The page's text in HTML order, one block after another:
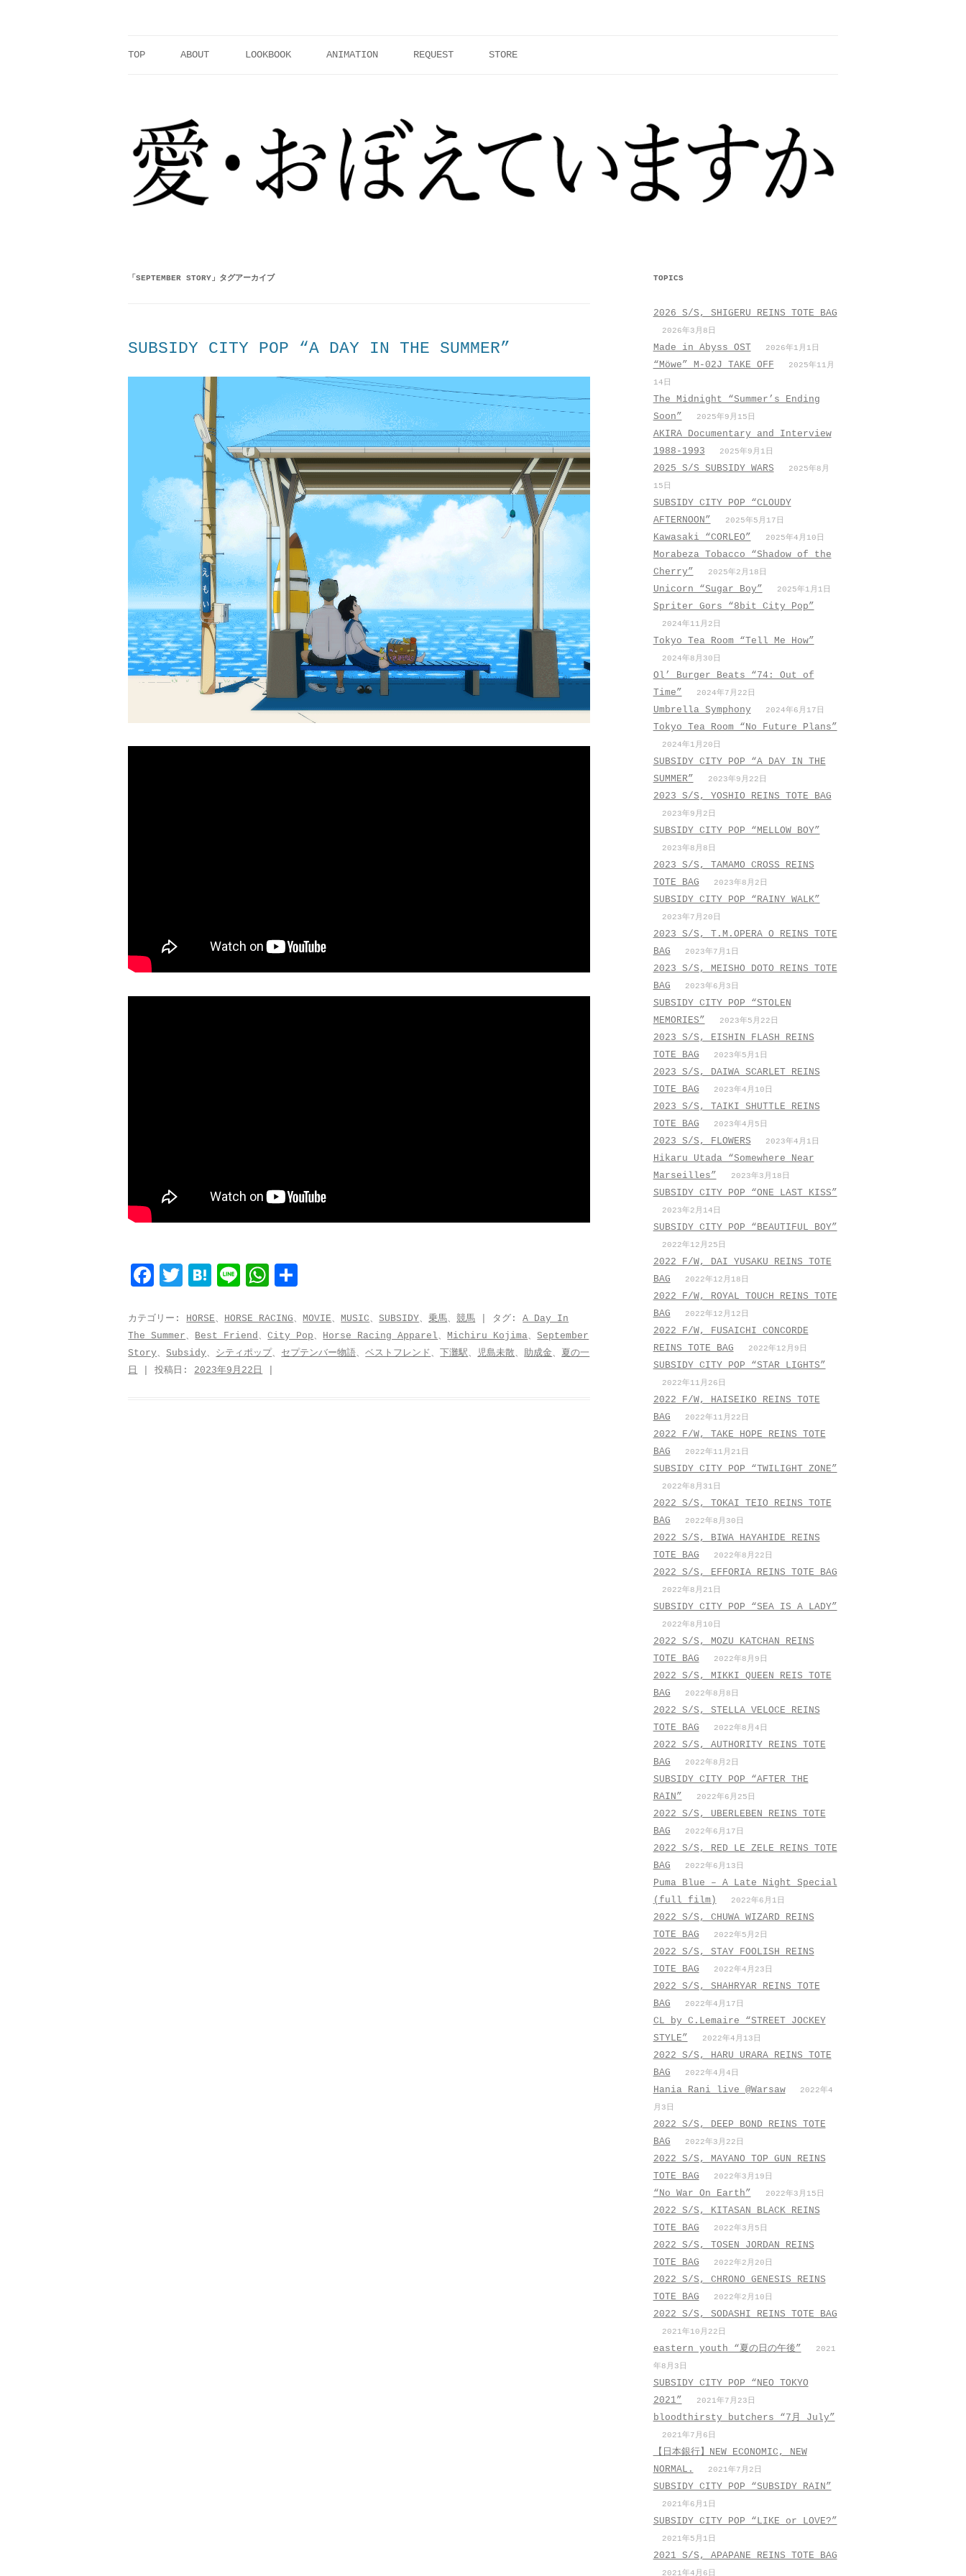
へ
TOP ABOUT LOOKBOOK ANIMATION REQUEST STORE
「SEPTEMBER STORY 」タグアーカイブ
SUBSIDY CITY POP “A DAY IN THE SUMMER”
F
c
e
b
T
i
t
t
H
t
e
n
L
n
e
W
a
t
s
カテゴリー: HORSE、 HORSE RACING、MOVIE、MUSIC、SUBSIDY、乗馬、競馬 | タグ:A Day In
The Summer、 Best Friend、City Pop、 Horse Racing Apparel、Michiru Kojima、September
Story、Subsidy、 シティポップ、 セプテンバー物語、ベストフレンド 、 下灘駅、 児島未散、助成金、夏の一
日
| 投稿日: 2023年9月22日
TOPICS
2026 S/S, SHIGERU REINS TOTE BAG
2026年3月8日
Made in Abyss OST 2026年1月1日
“Möwe” M-02J TAKE OFF
2025年11月
14日
The Midnight “Summer’s Ending
Soon”
2025年9月15日
AKIRA Documentary and Interview
1988-1993
2025年9月1日
2025 S/S SUBSIDY WARS
2025年8月
15日
SUBSIDY CITY POP “CLOUDY
AFTERNOON”
2025年5月17日
Kawasaki “CORLEO” 2025年4月10日
Morabeza Tobacco “Shadow of the
Cherry”
2025年2月18日
Unicorn “Sugar Boy” 2025年1月1日
Spriter Gors “8bit City Pop”
2024年11月2日
Tokyo Tea Room “Tell Me How”
2024年8月30日
Ol’ Burger Beats “74: Out of
Time”
2024年7月22日
Umbrella Symphony 2024年6月17日
Tokyo Tea Room “No Future Plans”
2024年1月20日
SUBSIDY CITY POP “A DAY IN THE
SUMMER”
2023年9月22日
2023 S/S, YOSHIO REINS TOTE BAG
2023年9月2日
SUBSIDY CITY POP “MELLOW BOY”
2023年8月8日
2023 S/S, TAMAMO CROSS REINS
TOTE BAG
2023年8月2日
SUBSIDY CITY POP “RAINY WALK”
2023年7月20日
2023 S/S, T.M.OPERA O REINS TOTE
BAG
2023年7月1日
2023 S/S, MEISHO DOTO REINS TOTE
BAG
2023年6月3日
SUBSIDY CITY POP “STOLEN
MEMORIES”
2023年5月22日
2023 S/S, EISHIN FLASH REINS
TOTE BAG
2023年5月1日
2023 S/S, DAIWA SCARLET REINS
TOTE BAG
2023年4月10日
2023 S/S, TAIKI SHUTTLE REINS
TOTE BAG
2023年4月5日
2023 S/S, FLOWERS 2023年4月1日
Hikaru Utada “Somewhere Near
Marseilles”
2023年3月18日
SUBSIDY CITY POP “ONE LAST KISS”
2023年2月14日
SUBSIDY CITY POP “BEAUTIFUL BOY”
2022年12月25日
2022 F/W, DAI YUSAKU REINS TOTE
BAG
2022年12月18日
2022 F/W, ROYAL TOUCH REINS TOTE
BAG
2022年12月12日
2022 F/W, FUSAICHI CONCORDE
REINS TOTE BAG
2022年12月9日
SUBSIDY CITY POP “STAR LIGHTS”
2022年11月26日
2022 F/W, HAISEIKO REINS TOTE
BAG
2022年11月22日
2022 F/W, TAKE HOPE REINS TOTE
BAG
2022年11月21日
SUBSIDY CITY POP “TWILIGHT ZONE”
2022年8月31日
2022 S/S, TOKAI TEIO REINS TOTE
BAG
2022年8月30日
2022 S/S, BIWA HAYAHIDE REINS
TOTE BAG
2022年8月22日
2022 S/S, EFFORIA REINS TOTE BAG
2022年8月21日
SUBSIDY CITY POP “SEA IS A LADY”
2022年8月10日
2022 S/S, MOZU KATCHAN REINS
TOTE BAG
2022年8月9日
2022 S/S, MIKKI QUEEN REIS TOTE
BAG
2022年8月8日
2022 S/S, STELLA VELOCE REINS
TOTE BAG
2022年8月4日
2022 S/S, AUTHORITY REINS TOTE
BAG
2022年8月2日
SUBSIDY CITY POP “AFTER THE
RAIN”
2022年6月25日
2022 S/S, UBERLEBEN REINS TOTE
BAG
2022年6月17日
2022 S/S, RED LE ZELE REINS TOTE
BAG
2022年6月13日
Puma Blue – A Late Night Special
(full film)
2022年6月1日
2022 S/S, CHUWA WIZARD REINS
TOTE BAG
2022年5月2日
2022 S/S, STAY FOOLISH REINS
TOTE BAG
2022年4月23日
2022 S/S, SHAHRYAR REINS TOTE
BAG
2022年4月17日
CL by C.Lemaire “STREET JOCKEY
STYLE”
2022年4月13日
2022 S/S, HARU URARA REINS TOTE
BAG
2022年4月4日
Hania Rani live @Warsaw
2022年4
月3日
2022 S/S, DEEP BOND REINS TOTE
BAG
2022年3月22日
2022 S/S, MAYANO TOP GUN REINS
TOTE BAG
2022年3月19日
“No War On Earth” 2022年3月15日
2022 S/S, KITASAN BLACK REINS
TOTE BAG
2022年3月5日
2022 S/S, TOSEN JORDAN REINS
TOTE BAG
2022年2月20日
2022 S/S, CHRONO GENESIS REINS
TOTE BAG
2022年2月10日
2022 S/S, SODASHI REINS TOTE BAG
2021年10月22日
eastern youth “夏の日の午後”
2021
年8月3日
SUBSIDY CITY POP “NEO TOKYO
2021”
2021年7月23日
bloodthirsty butchers “7月_July”
2021年7月6日
【日本銀行】NEW ECONOMIC, NEW
NORMAL.
2021年7月2日
SUBSIDY CITY POP “SUBSIDY RAIN”
2021年6月1日
SUBSIDY CITY POP “LIKE or LOVE?”
2021年5月1日
2021 S/S, APAPANE REINS TOTE BAG
2021年4月6日